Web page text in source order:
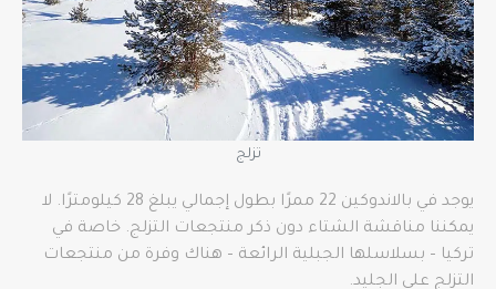
تزلج
يوجد في بالاندوكين 22 ممرًا بطول إجمالي يبلغ 28 كيلومترًا. لا
يمكننا مناقشة الشتاء دون ذكر منتجعات التزلج. خاصة في
تركيا – بسلاسلها الجبلية الرائعة – هناك وفرة من منتجعات
التزلج على الجليد.